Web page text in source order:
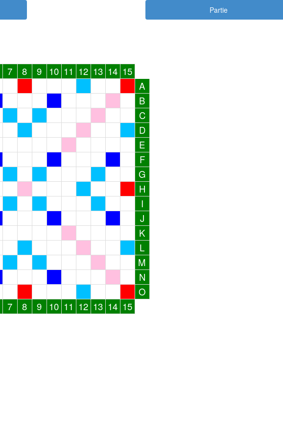
Partie
7 8 9 10 11 12 13 14 15
A
B
C
D
E
F
G
H
I
J
K
L
M
N
O
7 8 9 10 11 12 13 14 15